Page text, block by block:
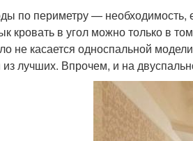
по периметру —
кровать в угол можно только в
не касается односпальной
лучших. Впрочем, и на